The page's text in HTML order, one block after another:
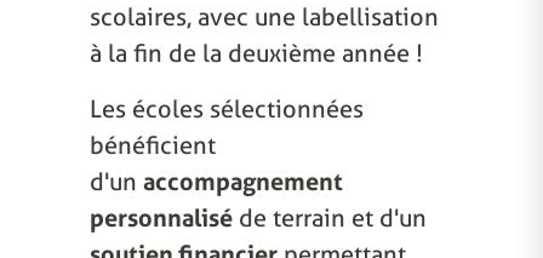
scolaires, avec une labellisation
à la fin de la deuxième année !
Les écoles sélectionnées
bénéficient
d'un accompagnement
personnalisé de terrain et d'un